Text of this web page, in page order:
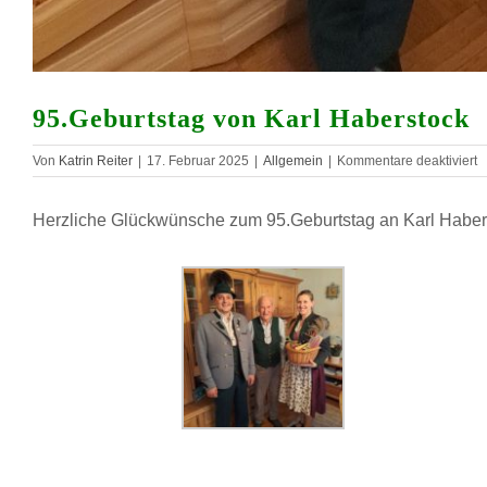
95.Geburtstag von Karl Haberstock
Von Katrin Reiter 17. Februar 2025 Allgemein Kommentare deaktiviertfür
Herzliche Glückwünsche zum 95.Geburtstag an Karl